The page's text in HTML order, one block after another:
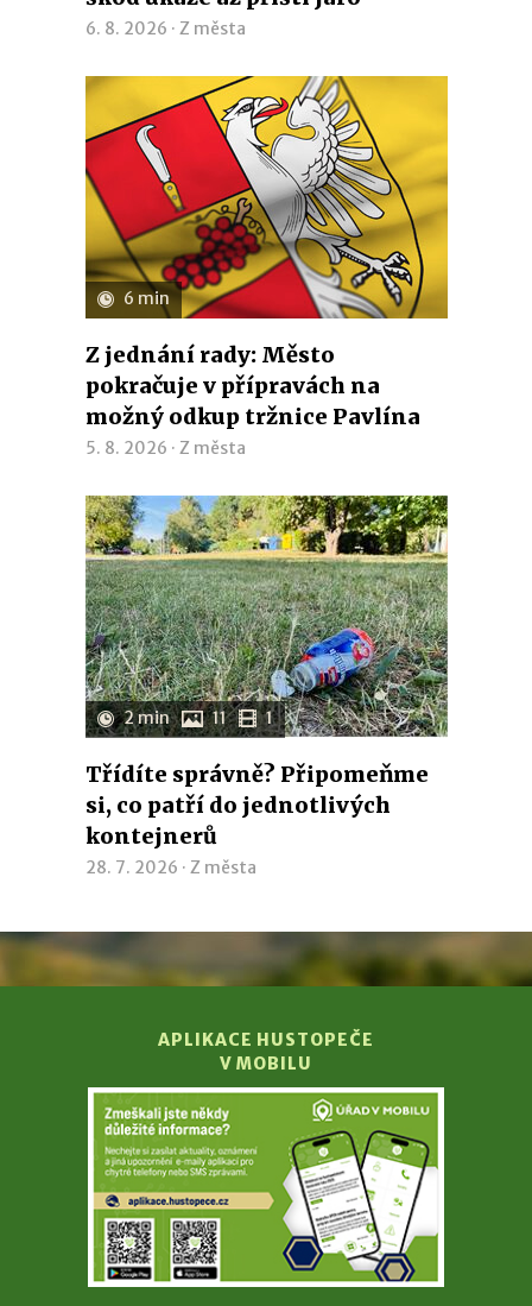
6. 8. 2026 · Z města
6 min
Z jednání rady: Město
pokračuje v přípravách na
možný odkup tržnice Pavlína
5. 8. 2026 · Z města
2 min 11 1
Třídíte správně? Připomeňme
si, co patří do jednotlivých
kontejnerů
28. 7. 2026 · Z města
APLIKACE HUSTOPEČE
V MOBILU